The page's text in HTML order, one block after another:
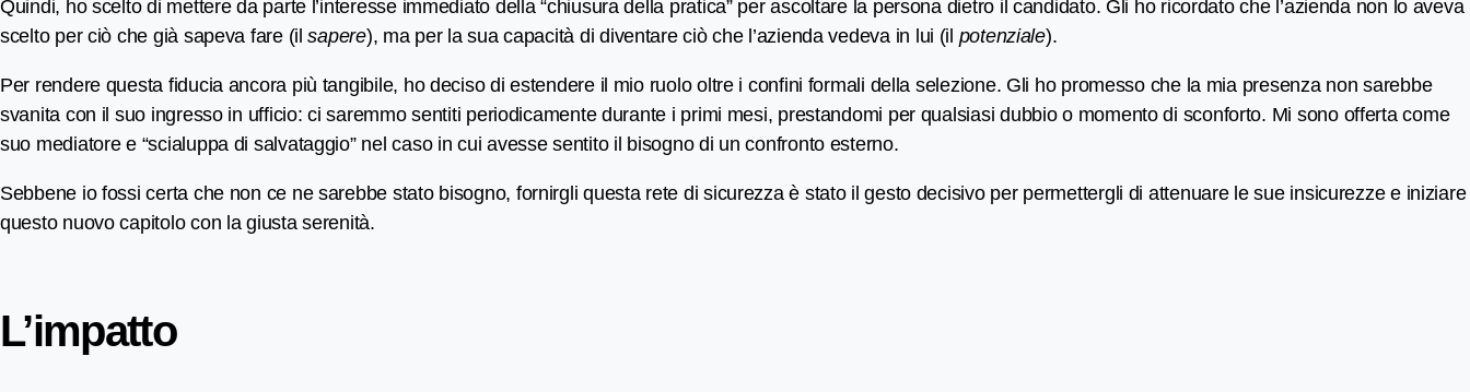
Quindi, ho scelto di mettere da parte l’interesse immediato della “chiusura della pratica” per ascoltare la persona dietro il candidato. Gli ho ricordato che l’azienda non lo aveva
scelto per ciò che già sapeva fare (ilsapere), ma per la sua capacità di diventare ciò che l’azienda vedeva in lui (il potenziale).
Per rendere questa fiducia ancora più tangibile, ho deciso di estendere il mio ruolo oltre i confini formali della selezione. Gli ho promesso che la mia presenza non sarebbe
svanita con il suo ingresso in ufficio: ci saremmo sentiti periodicamente durante i primi mesi, prestandomi per qualsiasi dubbio o momento di sconforto. Mi sono offerta come
suo mediatore e “scialuppa di salvataggio” nel caso in cui avesse sentito il bisogno di un confronto esterno.
Sebbene io fossi certa che non ce ne sarebbe stato bisogno, fornirgli questa rete di sicurezza è stato il gesto decisivo per permettergli di attenuare le sue insicurezze e iniziare
questo nuovo capitolo con la giusta serenità.
L’impatto